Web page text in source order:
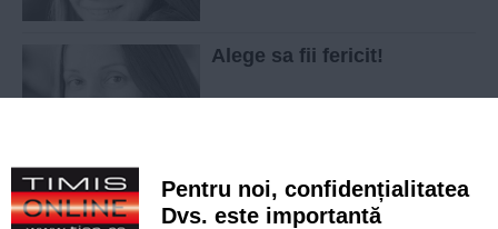
Alege sa fii fericit!
unei diete sanatoase
Pentru noi, confidențialitatea
Dvs. este importantă